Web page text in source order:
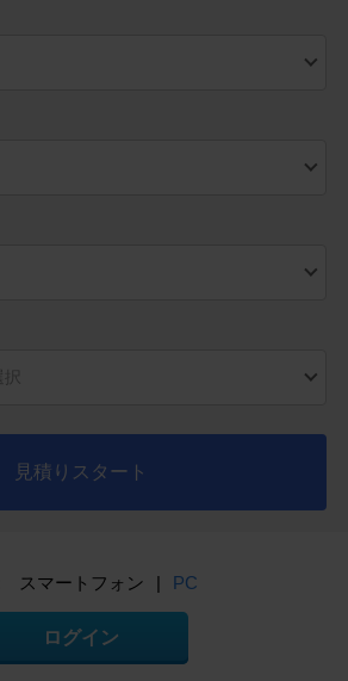
見積りスタート
スマートフォン | PC
ログイン